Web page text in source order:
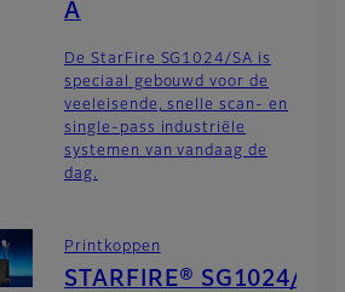
A
De StarFire SG1024/SA is
speciaal gebouwd voor de
veeleisende, snelle scan- en
single-pass industriële
systemen van vandaag de
dag.
Printkoppen
STARFIRE® SG1024/